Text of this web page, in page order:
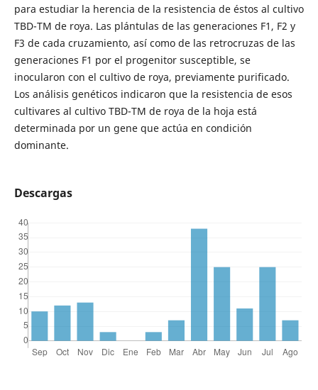
para estudiar la herencia de la resistencia de éstos al cultivo
TBD-TM de roya. Las plántulas de las generaciones F1, F2 y
F3 de cada cruzamiento, así como de las retrocruzas de las
generaciones F1 por el progenitor susceptible, se
inocularon con el cultivo de roya, previamente purificado.
Los análisis genéticos indicaron que la resistencia de esos
cultivares al cultivo TBD-TM de roya de la hoja está
determinada por un gene que actúa en condición
dominante.
Descargas